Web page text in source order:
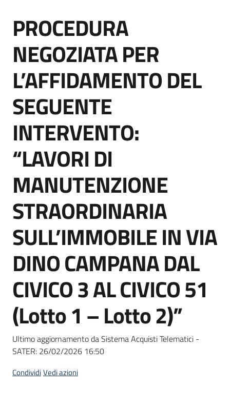
strumenti
di
Supporto
Piattaforme
telematiche
English
site
Seguici
su
Salta al contenuto
PROCEDURA
NEGOZIATA PER
L’AFFIDAMENTO DEL
SEGUENTE
INTERVENTO:
“LAVORI DI
MANUTENZIONE
STRAORDINARIA
SULL’IMMOBILE IN VIA
DINO CAMPANA DAL
CIVICO 3 AL CIVICO 51
(Lotto 1 – Lotto 2)”
Ultimo aggiornamento da Sistema Acquisti Telematici -
SATER: 26/02/2026 16:50
CondividiVedi azioni